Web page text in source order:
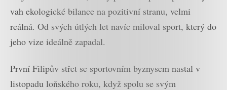
vah ekologické bilance na pozitivní stranu, velmi
reálná. Od svých útlých let navíc miloval sport, který do
jeho vize ideálně zapadal.
První Filipův střet se sportovním byznysem nastal v
listopadu loňského roku, když spolu se svým